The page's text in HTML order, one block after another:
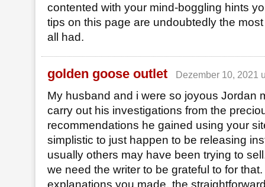
contented with your mind-boggling hints
tips on this page are undoubtedly the
all had.
golden goose outlet Dezember 10, 2021
My husband and i were so joyous Jordan
carry out his investigations from the
recommendations he gained using your
simplistic to just happen to be releasing
usually others may have been trying to
we need the writer to be grateful to for
explanations you made, the